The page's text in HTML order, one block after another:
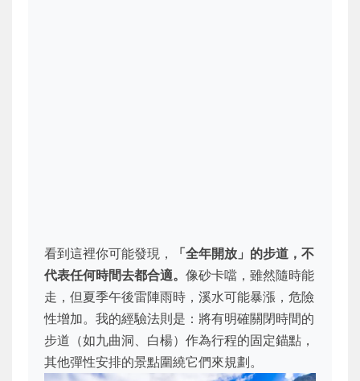
看到這裡你可能發現，
「全年開放」的步道，不
代表任何時間去都合適。 像砂卡噹，雖然隨時能
走，但夏季午後雷陣雨時，溪水可能暴漲，危險
性增加。我的經驗法則是：將有明確關閉時間的
步道（如九曲洞、白楊）作為行程的固定錨點，
其他彈性安排的景點圍繞它們來規劃。